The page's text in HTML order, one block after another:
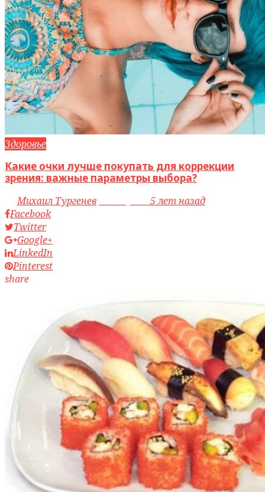
Здоровье
Какие очки лучше покупать для коррекции
зрения: важные параметры выбора?
byМихаил Тургенев
5 лет назад
Facebook
Twitter
Google+
LinkedIn
Pinterest
share